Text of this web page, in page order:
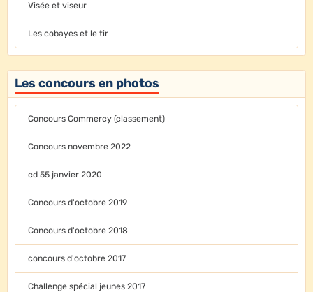
Visée et viseur
Les cobayes et le tir
Les concours en photos
Concours Commercy (classement)
Concours novembre 2022
cd 55 janvier 2020
Concours d'octobre 2019
Concours d'octobre 2018
concours d'octobre 2017
Challenge spécial jeunes 2017